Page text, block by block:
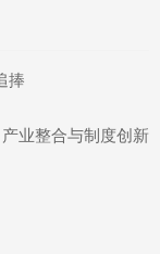
捧
业整合与制度创新